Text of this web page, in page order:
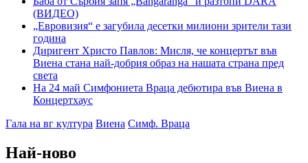
(ВИДЕО)
„Евровизия“ е загубила десетки милиони зрители тази
година
Диригент Христо Павлов: Мисля, че концертът във
Виена стана най-добрия образ на нашата страна пред
света
На 24 май Симфониета Враца дебютира във Виена в
Концертхаус
Гала на вг култура Виена Симф. Враца
Най-ново